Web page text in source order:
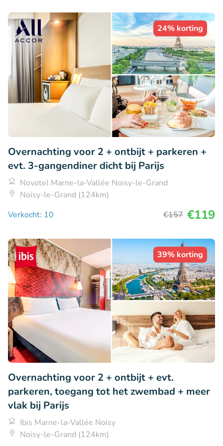
24% korting
Overnachting voor 2 + ontbijt + parkeren +
evt. 3-gangendiner dicht bij Parijs
Novotel Marne-la-Vallée Noisy-le-Grand
Noisy-le-Grand (124km)
Verkocht: 10
€157 €119
39% korting
Overnachting voor 2 + ontbijt + evt.
parkeren, toegang tot het zwembad + meer
vlak bij Parijs
Ibis Marne-la-Vallée Noisy
Noisy-le-Grand (124km)